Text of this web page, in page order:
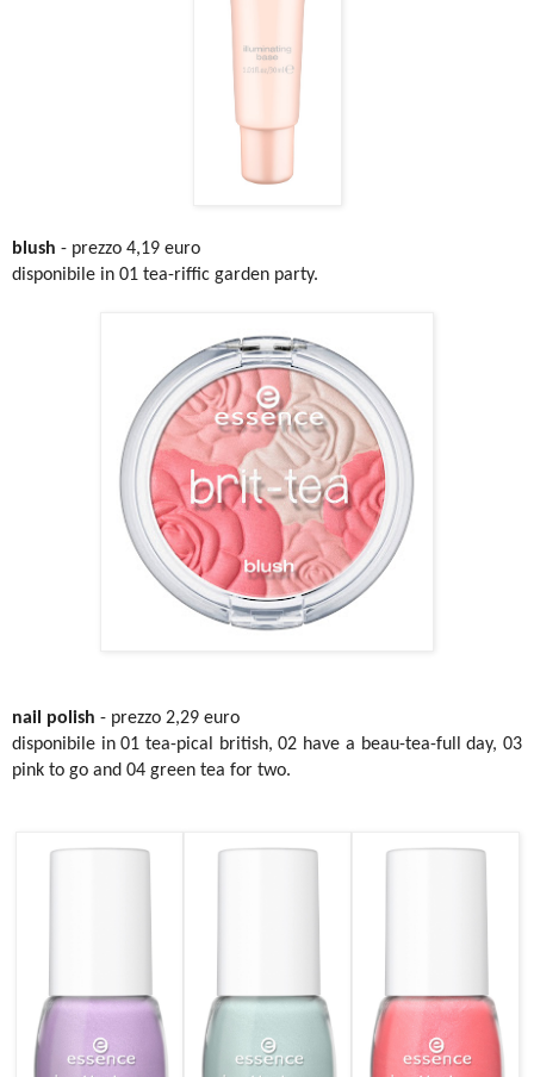
blush - prezzo 4,19 euro
disponibile in 01 tea-riffic garden party.
nail polish - prezzo 2,29 euro
disponibile in 01 tea-pical british, 02 have a beau-tea-full day, 03
pink to go and 04 green tea for two.